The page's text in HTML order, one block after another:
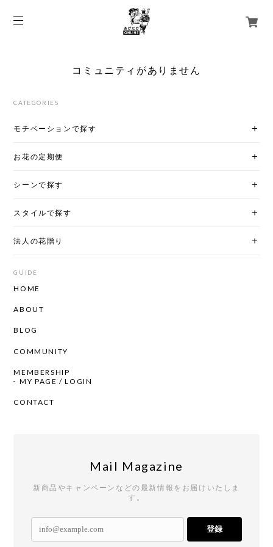
コミュニティがありません
CATEGORIES
モチベーションで探す
お花の定期便
シーンで探す
スタイルで探す
法人の花贈り
GUIDE
HOME
ABOUT
BLOG
COMMUNITY
MEMBERSHIP
MY PAGE / LOGIN
CONTACT
Mail Magazine
新商品やキャンペーンなどの最新情報をお届けいたしま
す。
登録